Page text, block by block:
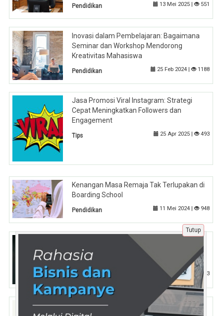
Pendidikan 13 Mei 2025 | 551
Inovasi dalam Pembelajaran: Bagaimana
Seminar dan Workshop Mendorong
Kreativitas Mahasiswa
Pendidikan 25 Feb 2024 | 1188
Jasa Promosi Viral Instagram: Strategi
Cepat Meningkatkan Followers dan
Engagement
Tips 25 Apr 2025 | 493
Kenangan Masa Remaja Tak Terlupakan di
Boarding School
Pendidikan 11 Mei 2024 | 948
Metodologi Pengujian Sasis Dinamis pada
Fasilitas Rig Simulasi Multi-Axis dalam
Protokol Penjaminan Mutu Porsche Moden
Tips 19 Jun 2026 | 113
Transformasi Pengawasan Bisnis: Kenapa
Tutup